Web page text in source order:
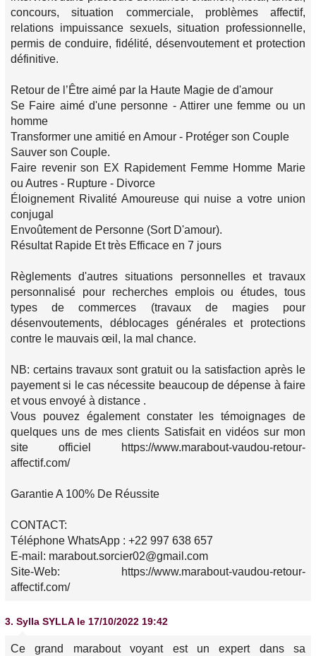
concours, situation commerciale, problèmes affectif,
relations impuissance sexuels, situation professionnelle,
permis de conduire, fidélité, désenvoutement et protection
définitive.
Retour de l’Être aimé par la Haute Magie de d'amour
Se Faire aimé d'une personne - Attirer une femme ou un
homme
Transformer une amitié en Amour - Protéger son Couple
Sauver son Couple.
Faire revenir son EX Rapidement Femme Homme Marie
ou Autres - Rupture - Divorce
Éloignement Rivalité Amoureuse qui nuise a votre union
conjugal
Envoûtement de Personne (Sort D'amour).
Résultat Rapide Et très Efficace en 7 jours
Règlements d'autres situations personnelles et travaux
personnalisé pour recherches emplois ou études, tous
types de commerces (travaux de magies pour
désenvoutements, déblocages générales et protections
contre le mauvais œil, la mal chance.
NB: certains travaux sont gratuit ou la satisfaction après le
payement si le cas nécessite beaucoup de dépense à faire
et vous envoyé à distance .
Vous pouvez également constater les témoignages de
quelques uns de mes clients Satisfait en vidéos sur mon
site officiel https://www.marabout-vaudou-retour-
affectif.com/
Garantie A 100% De Réussite
CONTACT:
Téléphone WhatsApp : +22 997 638 657
E-mail: marabout.sorcier02@gmail.com
Site-Web: https://www.marabout-vaudou-retour-
affectif.com/
3. Sylla SYLLA le 17/10/2022 19:42
Ce grand marabout voyant est un expert dans sa